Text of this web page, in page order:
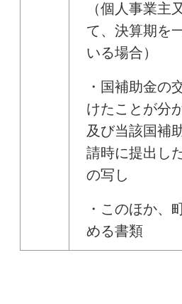
（個人事業主
て、決算期を
いる場合）
・国補助金の
けたことが分
及び当該国補
請時に提出し
の写し
・このほか、
める書類